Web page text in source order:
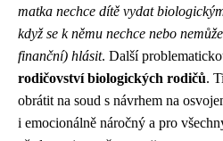
matka nechce dítě vydat
když se k němu nechce nebo
finanční) hlásit. Další
rodičovství biologických rodičů.
obrátit na soud s návrhem na
i emocionálně náročný a pro